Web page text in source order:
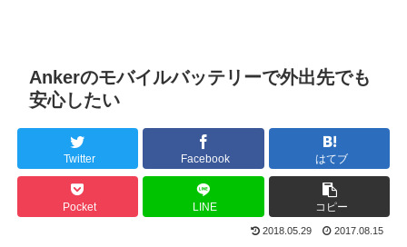
Ankerのモバイルバッテリーで外出先でも
安心したい
Twitter Facebook はてブ
Pocket LINE コピー
2018.05.29 2017.08.15